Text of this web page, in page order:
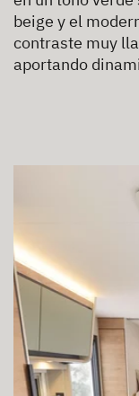
beige y el
contraste muy
aportando